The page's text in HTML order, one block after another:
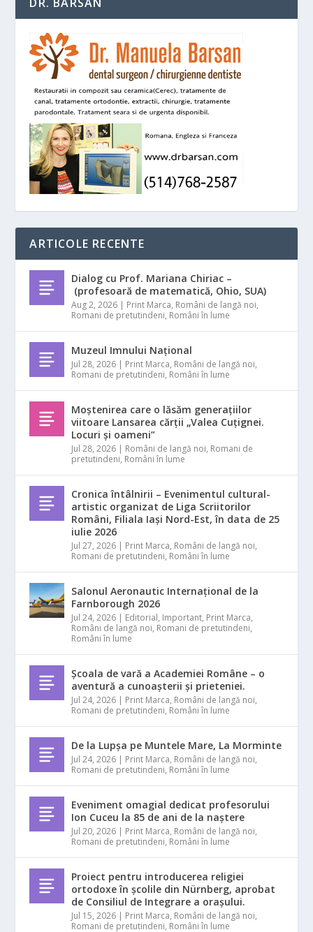
DR. BÂRSAN
ARTICOLE RECENTE
Dialog cu Prof. Mariana Chiriac –
(profesoară de matematică, Ohio, SUA)
Aug 2, 2026 Print Marca, Români de langă noi,
Romani de pretutindeni, Români în lume
Muzeul Imnului Național
Jul 28, 2026 Print Marca, Români de langă noi,
Romani de pretutindeni, Români în lume
Moștenirea care o lăsăm generațiilor
viitoare Lansarea cărții „Valea Cuțignei.
Locuri și oameni”
Jul 28, 2026 Români de langă noi, Romani de
pretutindeni, Români în lume
Cronica întâlnirii – Evenimentul cultural-
artistic organizat de Liga Scriitorilor
Români, Filiala Iași Nord-Est, în data de 25
iulie 2026
Jul 27, 2026 Print Marca, Români de langă noi,
Romani de pretutindeni, Români în lume
Salonul Aeronautic Internațional de la
Farnborough 2026
Jul 24, 2026 Editorial, Important, Print Marca,
Români de langă noi, Romani de pretutindeni,
Români în lume
Școala de vară a Academiei Române – o
aventură a cunoașterii și prieteniei.
Jul 24, 2026 Print Marca, Români de langă noi,
Romani de pretutindeni, Români în lume
De la Lupșa pe Muntele Mare, La Morminte
Jul 24, 2026 Print Marca, Români de langă noi,
Romani de pretutindeni, Români în lume
Eveniment omagial dedicat profesorului
Ion Cuceu la 85 de ani de la naștere
Jul 20, 2026 Print Marca, Români de langă noi,
Romani de pretutindeni, Români în lume
Proiect pentru introducerea religiei
ortodoxe în școlile din Nürnberg, aprobat
de Consiliul de Integrare a orașului.
Jul 15, 2026 Print Marca, Români de langă noi,
Romani de pretutindeni, Români în lume